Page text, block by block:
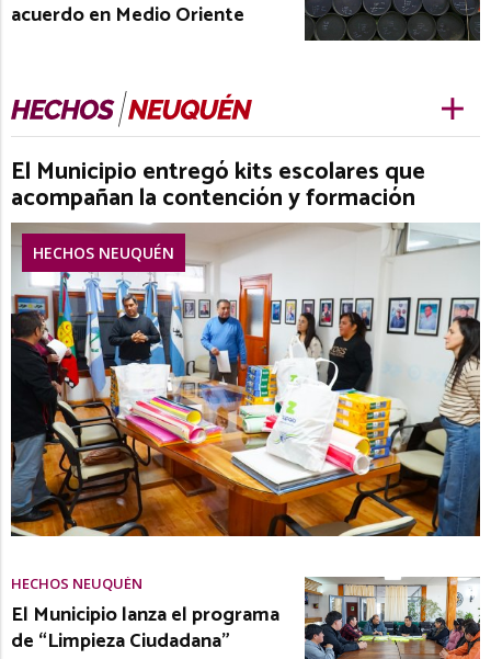
acuerdo en Medio Oriente
El Municipio entregó kits escolares que
acompañan la contención y formación
HECHOS NEUQUÉN
HECHOS NEUQUÉN
El Municipio lanza el programa
de “Limpieza Ciudadana”